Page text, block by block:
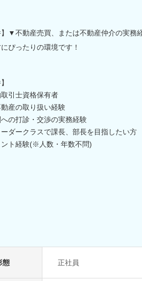
】▼不動産売買、または不動産仲介の実
ぴったりの環境です！
引士資格保有者
産の取り扱い経験
の打診・交渉の実務経験
ダークラスで課長、部長を目指したい方
ト経験(※人数・年数不問)
態 正社員